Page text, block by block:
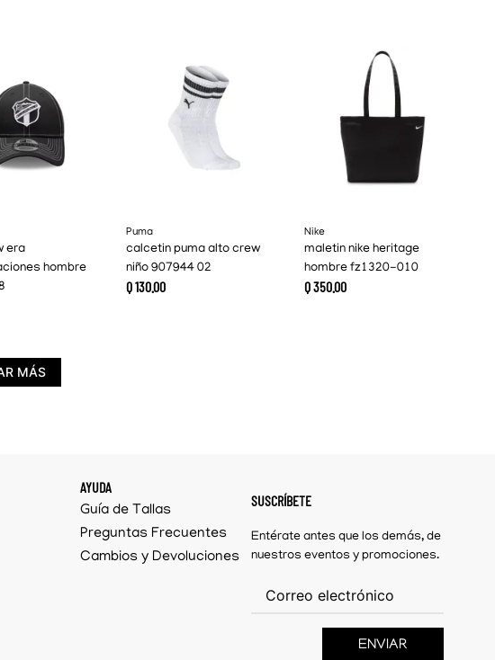
era
hombre
Puma
calcetin puma alto crew
niño 907944 02
Q130.00
Nike
maletin nike heritage
hombre fz1320-010
Q350.00
MÁS
AYUDA
Guía de Tallas
Preguntas Frecuentes
Cambios y Devoluciones
SUSCRÍBETE
Entérate antes que los demás, de
nuestros eventos y promociones.
ENVIAR